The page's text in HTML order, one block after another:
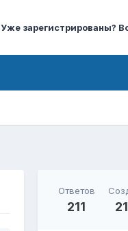
Уже зарегистрированы?
Ответов
211